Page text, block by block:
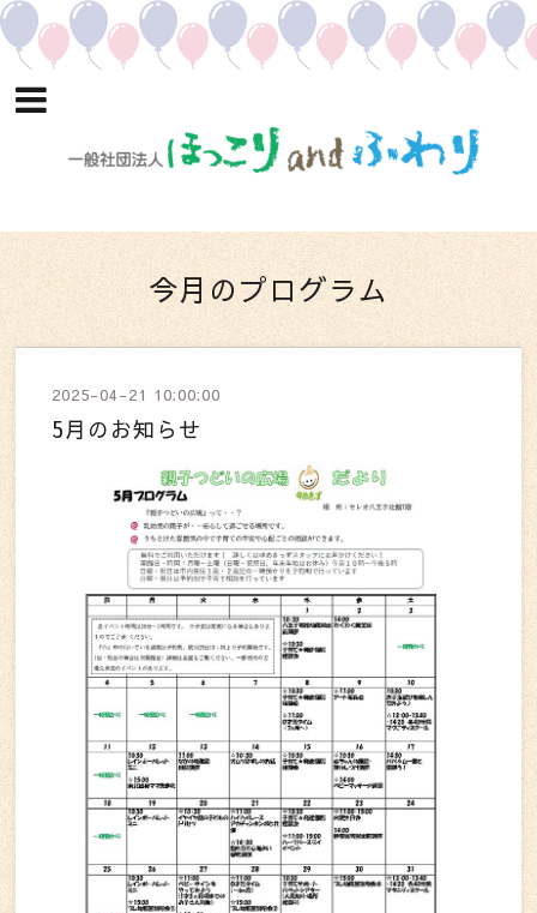
今月のプログラム
2025-04-21 10:00:00
5月のお知らせ